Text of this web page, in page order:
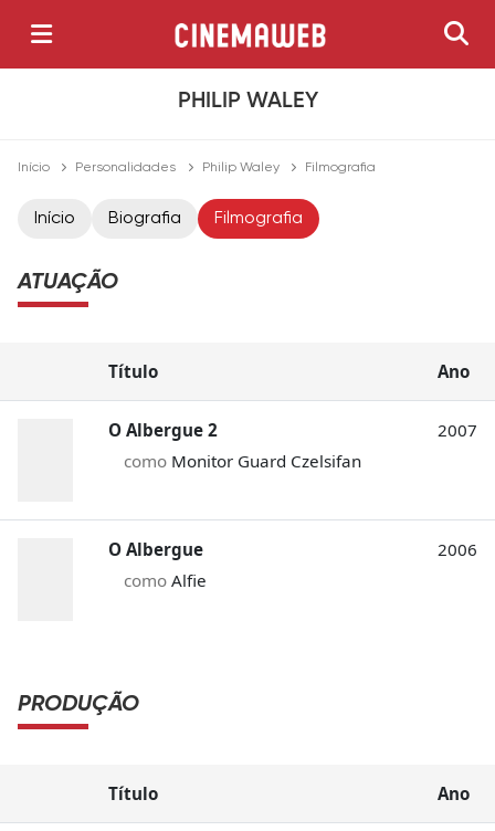
PHILIP WALEY
Início Personalidades Philip Waley Filmografia
Início Biografia Filmografia
ATUAÇÃO
Título Ano
O Albergue 2
como Monitor Guard Czelsifan
2007
O Albergue
como Alfie
2006
PRODUÇÃO
Título Ano